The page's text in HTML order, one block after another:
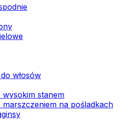
włosów
wysokim stanem
marszczeniem na pośladkach